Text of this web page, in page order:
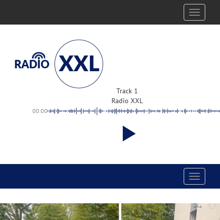
Toggle
Track 1
Radio XXL
00:00
Toggle